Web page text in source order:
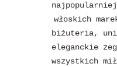
włoskich
biżuteria,
eleganckie
wszystkich